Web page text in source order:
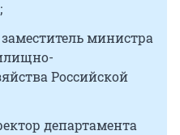
Почетный
области;
, психофизиолог,
, младший партнер,
заместитель министра
Российской
департамента